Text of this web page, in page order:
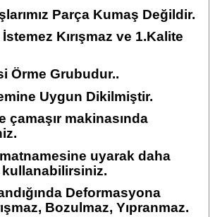
Parça Kumaş Değildir.
Kırışmaz ve 1.Kalite
Örme Grubudur..
Uygun Dikilmiştir.
çamaşır makinasında
uyarak daha
Deformasyona
Bozulmaz, Yıpranmaz.